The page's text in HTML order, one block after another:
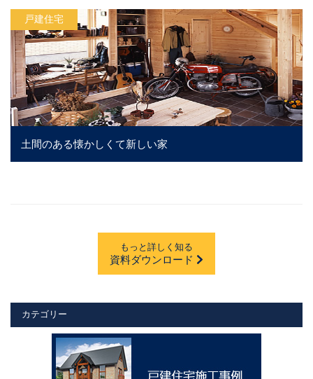
戸建住宅
土間のある懐かしくて新しい家
もっと詳しく知る
資料ダウンロード
カテゴリー